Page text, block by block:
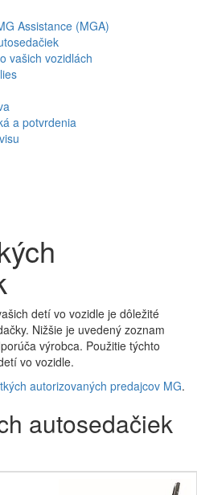
Assistance (MGA)
vašich vozidlách
a potvrdenia
detí vo vozidle je dôležité
Nižšie je uvedený zoznam
výrobca. Použitie týchto
vo vozidle.
autorizovaných predajcov MG.
autosedačiek